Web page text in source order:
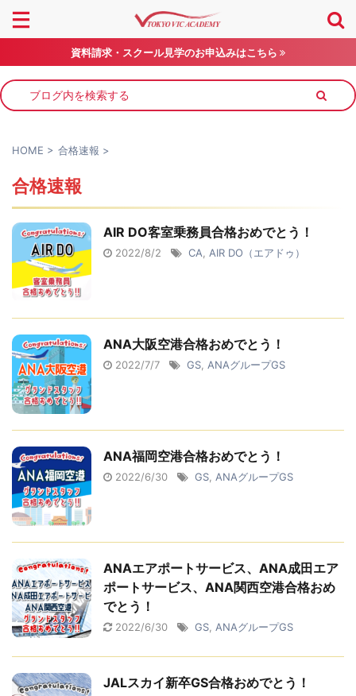
資料請求・スクール見学のお申込みはこちら
HOME > 合格速報 >
合格速報
AIR DO客室乗務員合格おめでとう！
2022/8/2 CA AIR DO（エアドゥ）
ANA大阪空港合格おめでとう！
2022/7/7 GS ANAグループGS
ANA福岡空港合格おめでとう！
2022/6/30 GS ANAグループGS
ANAエアポートサービス、ANA成田エア
ポートサービス、ANA関西空港合格おめ
でとう！
2022/6/30 GS ANAグループGS
JALスカイ新卒GS合格おめでとう！